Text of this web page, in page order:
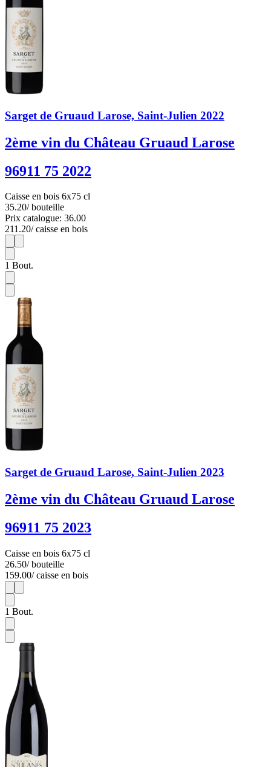
Sarget de Gruaud Larose, Saint-Julien 2022
2ème vin du Château Gruaud Larose
96911 75 2022
Caisse en bois 6x75 cl
35.20/ bouteille
Prix catalogue: 36.00
211.20/ caisse en bois
1
1 Bout.
Sarget de Gruaud Larose, Saint-Julien 2023
2ème vin du Château Gruaud Larose
96911 75 2023
Caisse en bois 6x75 cl
26.50/ bouteille
159.00/ caisse en bois
1
1 Bout.